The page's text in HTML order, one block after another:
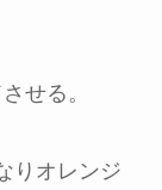
せる。
りオレンジ